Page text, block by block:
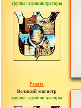
группа: администраторы
сообщений: 30442
Рената
Великий магистр
группа: администраторы
сообщений: 30442